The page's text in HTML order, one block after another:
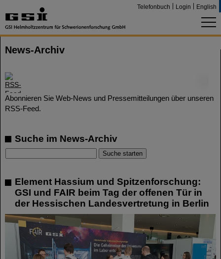
Telefonbuch Login English
News-Archiv
Abonnieren Sie Web-News und Pressemitteilungen über unseren
RSS-Feed.
Suche im News-Archiv
Element Hassium und Spitzenforschung:
GSI und FAIR beim Tag der offenen Tür in
der Hessischen Landesvertretung in Berlin